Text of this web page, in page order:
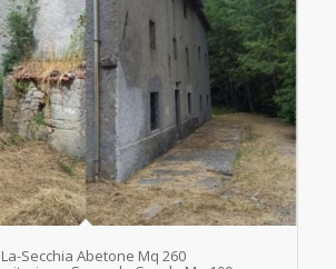
Secchia Abetone Mq 260